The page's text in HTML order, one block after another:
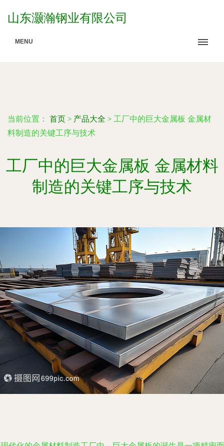
山东灏瀚钢业有限公司
MENU
当前位置： 首页 > 产品大全 > 工厂中的巨大金属板 金属材
料制造的关键工序与技术
工厂中的巨大金属板 金属材料
制造的关键工序与技术